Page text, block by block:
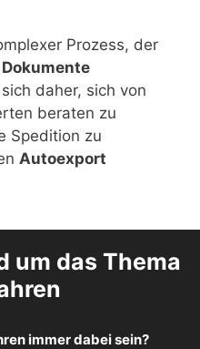
Prozess, der
daher, sich von
beraten zu
Spedition zu
Autoexport
um das Thema
immer dabei sein?